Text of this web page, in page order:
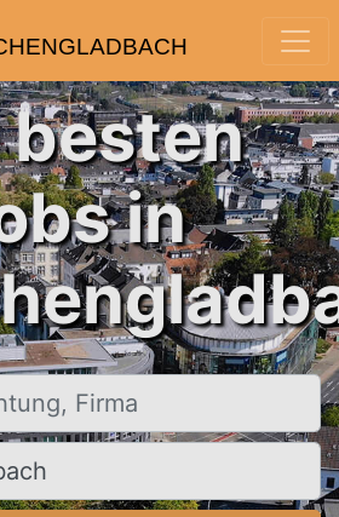
besten
in